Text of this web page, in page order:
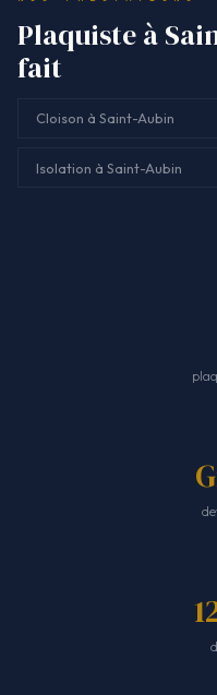
Plaquiste à
fait
Cloison à Saint-Aubin
Isolation à Saint-Aubin